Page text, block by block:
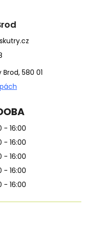
580 01
- 16:00
- 16:00
- 16:00
- 16:00
- 16:00